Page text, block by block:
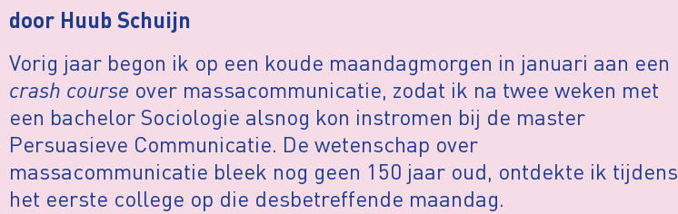
door Huub Schuijn
Vorig jaar begon ik op een koude maandagmorgen in januari aan een
crash course over massacommunicatie, zodat ik na twee weken met
een bachelor Sociologie alsnog kon instromen bij de master
Persuasieve Communicatie. De wetenschap over
massacommunicatie bleek nog geen 150 jaar oud, ontdekte ik tijdens
het eerste college op die desbetreffende maandag.